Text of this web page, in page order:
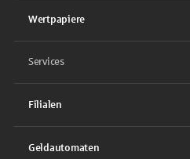
Wertpapiere
Services
Filialen
Geldautomaten